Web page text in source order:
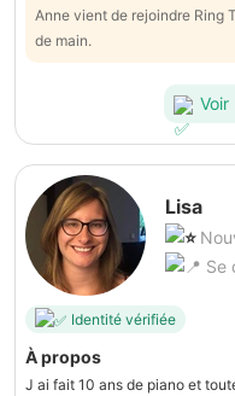
Anne vient de rejoindre Ring
de main.
Voir
Lisa
Se
Identité vérifiée
À propos
J ai fait 10 ans de piano et